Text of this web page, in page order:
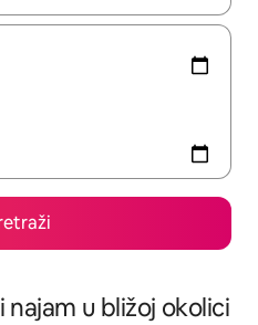
najam u bližoj okolici